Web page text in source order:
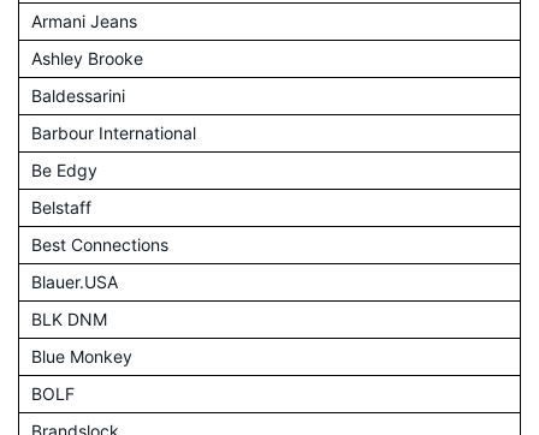
Armani Jeans
Ashley Brooke
Baldessarini
Barbour International
Be Edgy
Belstaff
Best Connections
Blauer.USA
BLK DNM
Blue Monkey
BOLF
Brandslock